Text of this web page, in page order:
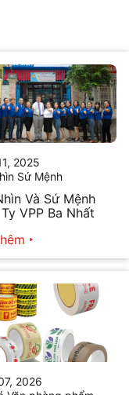
2025
Sứ Mệnh
Và Sứ Mệnh
VPP Ba Nhất
2026